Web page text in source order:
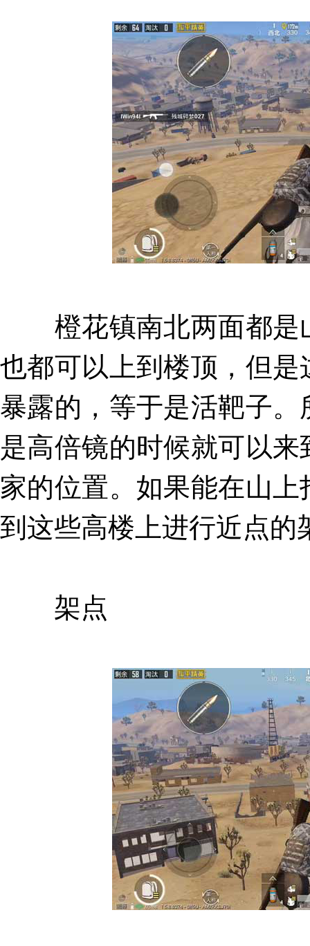
橙花镇南北两面都是
也都可以上到楼顶，但
暴露的，等于是活靶子
是高倍镜的时候就可以
家的位置。如果能在山
到这些高楼上进行近点的
架点